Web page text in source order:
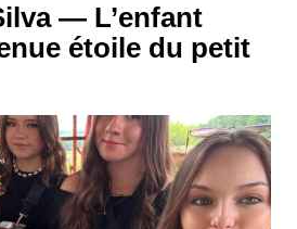
— L’enfant
étoile du petit